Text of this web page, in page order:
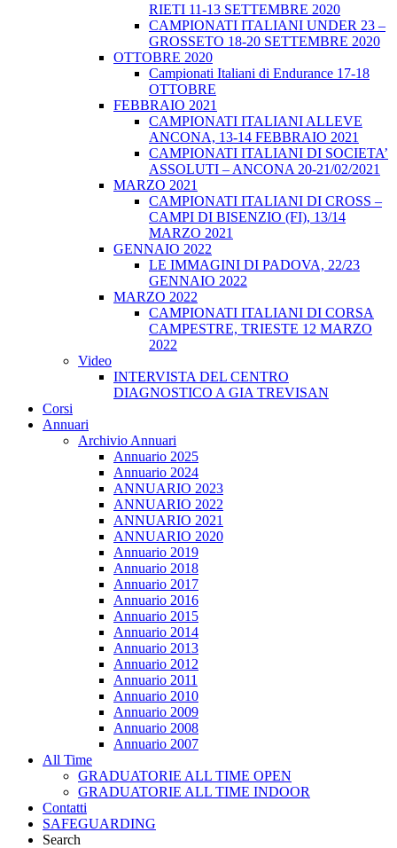
RIETI 11-13 SETTEMBRE 2020
CAMPIONATI ITALIANI UNDER 23 –
GROSSETO 18-20 SETTEMBRE 2020
OTTOBRE 2020
Campionati Italiani di Endurance 17-18
OTTOBRE
FEBBRAIO 2021
CAMPIONATI ITALIANI ALLEVE
ANCONA, 13-14 FEBBRAIO 2021
CAMPIONATI ITALIANI DI SOCIETA’
ASSOLUTI – ANCONA 20-21/02/2021
MARZO 2021
CAMPIONATI ITALIANI DI CROSS –
CAMPI DI BISENZIO (FI), 13/14
MARZO 2021
GENNAIO 2022
LE IMMAGINI DI PADOVA, 22/23
GENNAIO 2022
MARZO 2022
CAMPIONATI ITALIANI DI CORSA
CAMPESTRE, TRIESTE 12 MARZO
2022
Video
INTERVISTA DEL CENTRO
DIAGNOSTICO A GIA TREVISAN
Corsi
Annuari
Archivio Annuari
Annuario 2025
Annuario 2024
ANNUARIO 2023
ANNUARIO 2022
ANNUARIO 2021
ANNUARIO 2020
Annuario 2019
Annuario 2018
Annuario 2017
Annuario 2016
Annuario 2015
Annuario 2014
Annuario 2013
Annuario 2012
Annuario 2011
Annuario 2010
Annuario 2009
Annuario 2008
Annuario 2007
All Time
GRADUATORIE ALL TIME OPEN
GRADUATORIE ALL TIME INDOOR
Contatti
SAFEGUARDING
Search